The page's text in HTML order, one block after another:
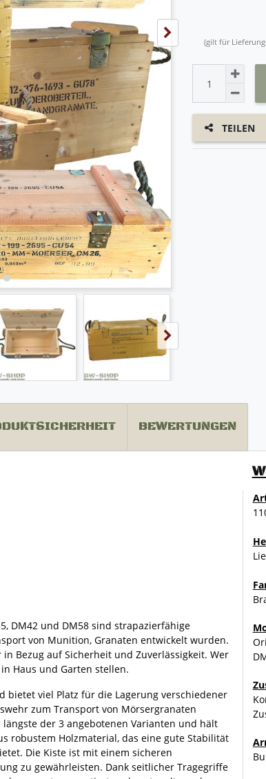
(gilt für
TEILEN
BEWERTUNGEN
DM42 und DM58 sind strapazierfähige
von Munition, Granaten entwickelt wurden.
Bezug auf Sicherheit und Zuverlässigkeit. Wer
Haus und Garten stellen.
bietet viel Platz für die Lagerung verschiedener
zum Transport von Mörsergranaten
der 3 angebotenen Varianten und hält
robustem Holzmaterial, das eine gute Stabilität
Die Kiste ist mit einem sicheren
zu gewährleisten. Dank seitlicher Tragegriffe